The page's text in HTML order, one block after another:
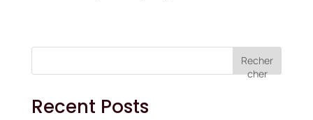
Recher
cher
Recent Posts